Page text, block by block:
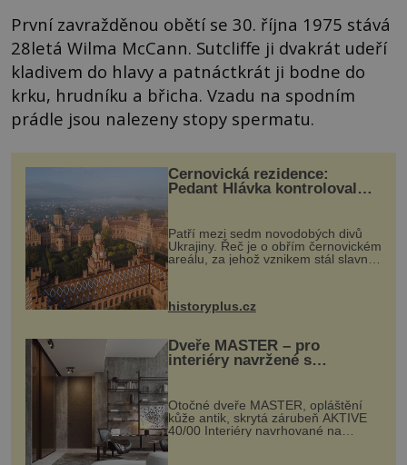
První zavražděnou obětí se 30. října 1975 stává
28letá Wilma McCann. Sutcliffe ji dvakrát udeří
kladivem do hlavy a patnáctkrát ji bodne do
krku, hrudníku a břicha. Vzadu na spodním
prádle jsou nalezeny stopy spermatu.
Černovická rezidence:
Pedant Hlávka kontroloval
Patří mezi sedm novodobých divů
Ukrajiny. Řeč je o obřím černovickém
areálu, za jehož vznikem stál slavný
český architekt Josef Hlávka. Ten si
na něm dal mimořádně záležet. Jeho
stavební plány by při ...
historyplus.cz
Dveře MASTER – pro
interiéry navržené s
rozumem i vášní!
Otočné dveře MASTER, opláštění
kůže antik, skrytá zárubeň AKTIVE
40/00 Interiéry navrhované na
zakázku často vyžadují atypické
rozměry nejen nábytku, ale i